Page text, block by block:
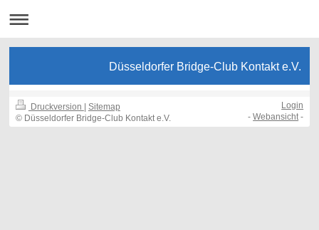
Düsseldorfer Bridge-Club Kontakt e.V.
Druckversion
Sitemap
© Düsseldorfer Bridge-Club Kontakt e.V.
Login
-Webansicht-